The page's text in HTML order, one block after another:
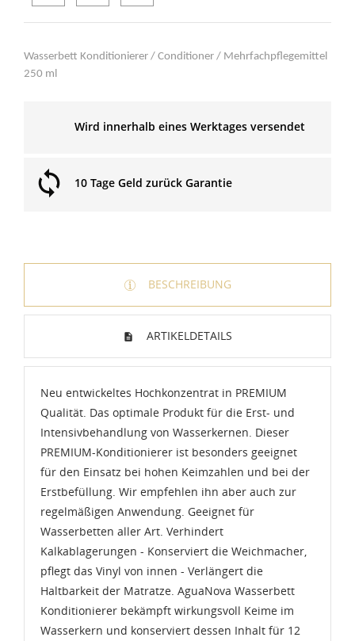
Wasserbett Konditionierer / Conditioner / Mehrfachpflegemittel
250 ml
Wird innerhalb eines Werktages versendet
10 Tage Geld zurück Garantie
BESCHREIBUNG
ARTIKELDETAILS
Neu entwickeltes Hochkonzentrat in PREMIUM
Qualität. Das optimale Produkt für die Erst- und
Intensivbehandlung von Wasserkernen. Dieser
PREMIUM-Konditionierer ist besonders geeignet
für den Einsatz bei hohen Keimzahlen und bei der
Erstbefüllung. Wir empfehlen ihn aber auch zur
regelmäßigen Anwendung. Geeignet für
Wasserbetten aller Art. Verhindert
Kalkablagerungen - Konserviert die Weichmacher,
pflegt das Vinyl von innen - Verlängert die
Haltbarkeit der Matratze. AguaNova Wasserbett
Konditionierer bekämpft wirkungsvoll Keime im
Wasserkern und konserviert dessen Inhalt für 12